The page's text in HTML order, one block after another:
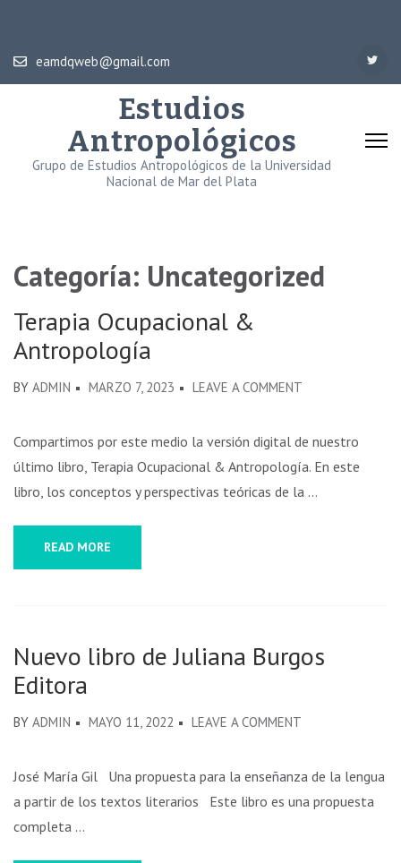
eamdqweb@gmail.com
Estudios
Antropológicos
Grupo de Estudios Antropológicos de la Universidad
Nacional de Mar del Plata
Categoría: Uncategorized
Terapia Ocupacional &
Antropología
BY ADMIN MARZO 7, 2023 LEAVE A COMMENT
Compartimos por este medio la versión digital de nuestro
último libro, Terapia Ocupacional & Antropología. En este
libro, los conceptos y perspectivas teóricas de la …
READ MORE
Nuevo libro de Juliana Burgos
Editora
BY ADMIN MAYO 11, 2022 LEAVE A COMMENT
José María Gil Una propuesta para la enseñanza de la lengua
a partir de los textos literarios Este libro es una propuesta
completa …